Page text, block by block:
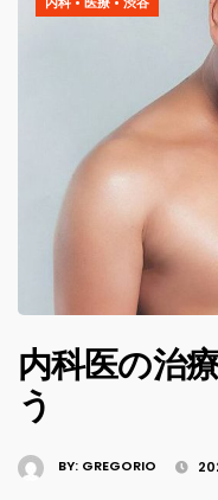
内科医の治
う
BY: GREGORIO